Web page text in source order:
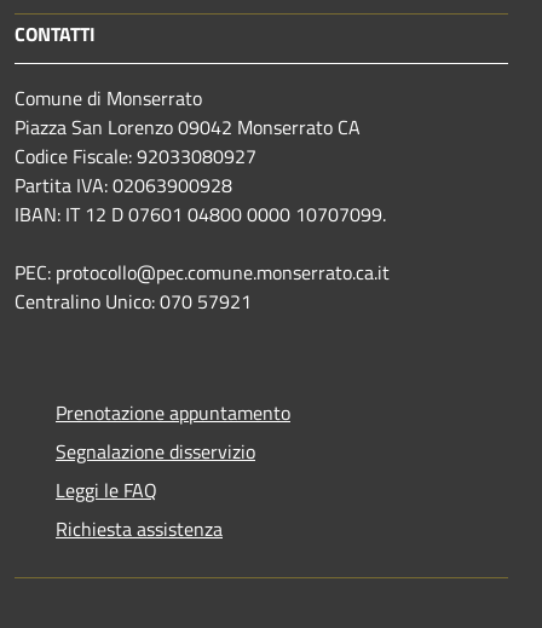
CONTATTI
Comune di Monserrato
Piazza San Lorenzo 09042 Monserrato CA
Codice Fiscale: 92033080927
Partita IVA: 02063900928
IBAN: IT 12 D 07601 04800 0000 10707099.
PEC: protocollo@pec.comune.monserrato.ca.it
Centralino Unico: 070 57921
Prenotazione appuntamento
Segnalazione disservizio
Leggi le FAQ
Richiesta assistenza